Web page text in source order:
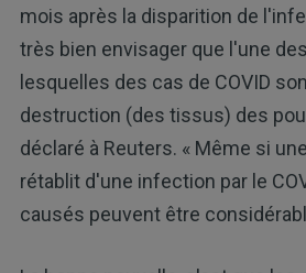
mois après la disparition de
très bien envisager que l'une
lesquelles des cas de COVID
destruction (des tissus) des
déclaré à Reuters. « Même si
rétablit d'une infection par le
causés peuvent être